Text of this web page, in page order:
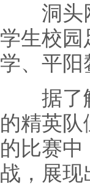
洞头网
学生校园
学、平阳
据了解
的精英
的比赛
战，展现